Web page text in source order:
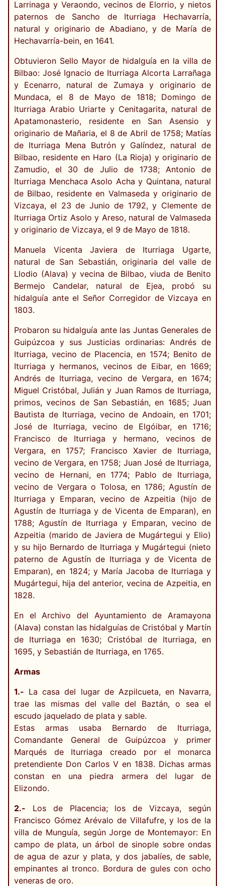
Larrinaga y Veraondo, vecinos de Elorrio, y nietos
paternos de Sancho de Iturriaga Hechavarría,
natural y originario de Abadiano, y de María de
Hechavarría-bein, en 1641.
Obtuvieron Sello Mayor de hidalguía en la villa de
Bilbao: José Ignacio de Iturriaga Alcorta Larrañaga
y Ecenarro, natural de Zumaya y originario de
Mundaca, el 8 de Mayo de 1818; Domingo de
Iturriaga Arabio Uriarte y Cenitagarita, natural de
Apatamonasterio, residente en San Asensio y
originario de Mañaria, el 8 de Abril de 1758; Matías
de Iturriaga Mena Butrón y Galíndez, natural de
Bilbao, residente en Haro (La Rioja) y originario de
Zamudio, el 30 de Julio de 1738; Antonio de
Iturriaga Menchaca Asolo Acha y Quintana, natural
de Bilbao, residente en Valmaseda y originario de
Vizcaya, el 23 de Junio de 1792, y Clemente de
Iturriaga Ortiz Asolo y Areso, natural de Valmaseda
y originario de Vizcaya, el 9 de Mayo de 1818.
Manuela Vicenta Javiera de Iturriaga Ugarte,
natural de San Sebastián, originaria del valle de
Llodio (Alava) y vecina de Bilbao, viuda de Benito
Bermejo Candelar, natural de Ejea, probó su
hidalguía ante el Señor Corregidor de Vizcaya en
1803.
Probaron su hidalguía ante las Juntas Generales de
Guipúzcoa y sus Justicias ordinarias: Andrés de
Iturriaga, vecino de Placencia, en 1574; Benito de
Iturriaga y hermanos, vecinos de Eibar, en 1669;
Andrés de Iturriaga, vecino de Vergara, en 1674;
Miguel Cristóbal, Julián y Juan Ramos de Iturriaga,
primos, vecinos de San Sebastián, en 1685; Juan
Bautista de Iturriaga, vecino de Andoain, en 1701;
José de Iturriaga, vecino de Elgóibar, en 1716;
Francisco de Iturriaga y hermano, vecinos de
Vergara, en 1757; Francisco Xavier de Iturriaga,
vecino de Vergara, en 1758; Juan José de Iturriaga,
vecino de Hernani, en 1774; Pablo de Iturriaga,
vecino de Vergara o Tolosa, en 1786; Agustín de
Iturriaga y Emparan, vecino de Azpeitia (hijo de
Agustín de Iturriaga y de Vicenta de Emparan), en
1788; Agustín de Iturriaga y Emparan, vecino de
Azpeitia (marido de Javiera de Mugártegui y Elio)
y su hijo Bernardo de Iturriaga y Mugártegui (nieto
paterno de Agustín de Iturriaga y de Vicenta de
Emparan), en 1824; y María Jacoba de Iturriaga y
Mugártegui, hija del anterior, vecina de Azpeitia, en
1828.
En el Archivo del Ayuntamiento de Aramayona
(Alava) constan las hidalguías de Cristóbal y Martín
de Iturriaga en 1630; Cristóbal de Iturriaga, en
1695, y Sebastián de Iturriaga, en 1765.
Armas
1.- La casa del lugar de Azpilcueta, en Navarra,
trae las mismas del valle del Baztán, o sea el
escudo jaquelado de plata y sable.
Estas armas usaba Bernardo de Iturriaga,
Comandante General de Guipúzcoa y primer
Marqués de Iturriaga creado por el monarca
pretendiente Don Carlos V en 1838. Dichas armas
constan en una piedra armera del lugar de
Elizondo.
2.- Los de Placencia; los de Vizcaya, según
Francisco Gómez Arévalo de Villafufre, y los de la
villa de Munguía, según Jorge de Montemayor: En
campo de plata, un árbol de sinople sobre ondas
de agua de azur y plata, y dos jabalíes, de sable,
empinantes al tronco. Bordura de gules con ocho
veneras de oro.